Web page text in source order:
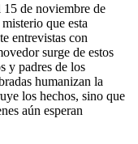
de noviembre de
que esta
entrevistas con
surge de estos
y padres de los
humanizan la
los hechos, sino que
aún esperan